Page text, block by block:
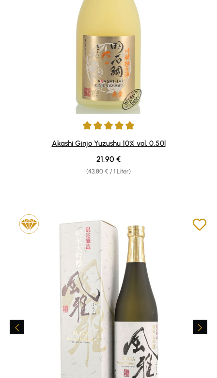
Durchschnittliche Bewertung von 5 von 5 Sternen
Akashi Ginjo Yuzushu 10% vol. 0,50l
(43,80 € / 1 Liter)
Regulärer Preis:
21,90 €